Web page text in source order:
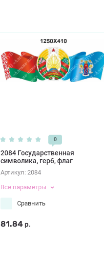
0
2084 Государственная
символика, герб, флаг
Артикул: 2084
Все параметры
Сравнить
81.84 р.